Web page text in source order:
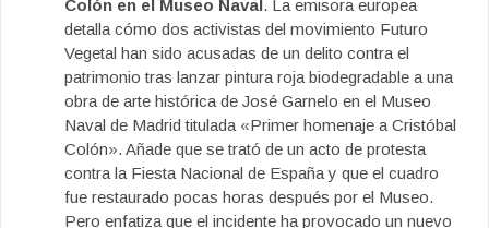
Colón en el Museo Naval. La emisora europea
detalla cómo dos activistas del movimiento Futuro
Vegetal han sido acusadas de un delito contra el
patrimonio tras lanzar pintura roja biodegradable a una
obra de arte histórica de José Garnelo en el Museo
Naval de Madrid titulada «Primer homenaje a Cristóbal
Colón». Añade que se trató de un acto de protesta
contra la Fiesta Nacional de España y que el cuadro
fue restaurado pocas horas después por el Museo.
Pero enfatiza que el incidente ha provocado un nuevo